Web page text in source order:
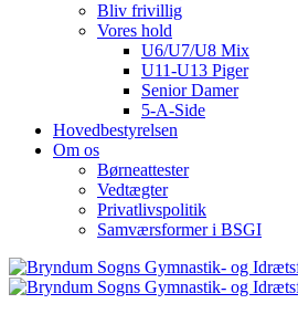
Bliv frivillig
Vores hold
U6/U7/U8 Mix
U11-U13 Piger
Senior Damer
5-A-Side
Hovedbestyrelsen
Om os
Børneattester
Vedtægter
Privatlivspolitik
Samværsformer i BSGI